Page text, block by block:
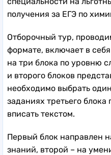
получения за ЕГЭ по
Отборочный тур,
формате, включает в
на три блока по уровню
и второго блоков
необходимо выбрать
заданиях третьего
вписать текстом.
Первый блок направлен
знаний, второй – на